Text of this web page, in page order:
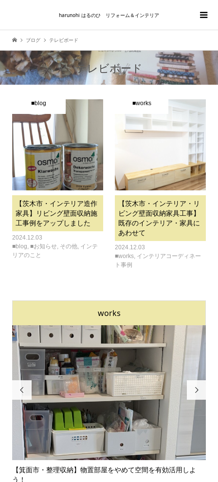
harunohi はるのひ リフォーム＆インテリア
ブログ テレビボード
テレビボード
■blog
【茨木市・インテリア造作
家具】リビング壁面収納施
工事例をアップしました
2024.12.03
■blog ■お知らせ その他, インテ
リアのこと
■works
【茨木市・インテリア・リ
ビング壁面収納家具工事】
既存のインテリア・家具に
あわせて
2024.12.03
■works インテリアコーディネー
ト事例
works

【箕面市・整理収納】物置部屋をやめて空間を有効活用しよ
う！
